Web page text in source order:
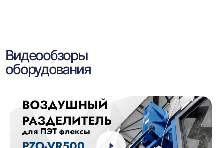
Видеообзоры
оборудования